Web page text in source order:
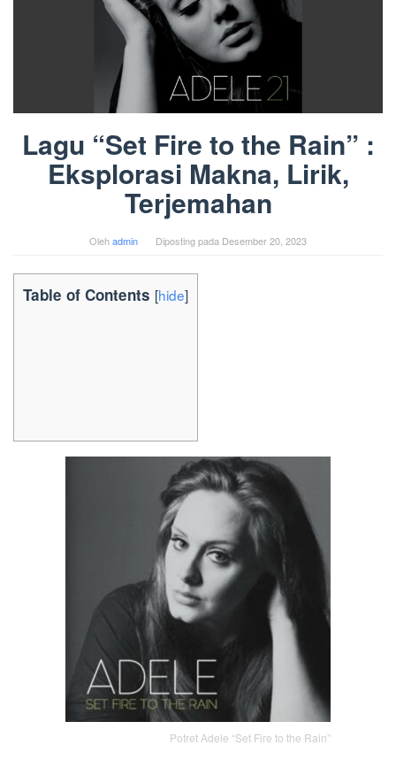
Lagu “Set Fire to the Rain” :
Eksplorasi Makna, Lirik,
Terjemahan
Olehadmin Diposting pada Desember 20, 2023
Table of Contents [hide]
Potret Adele “Set Fire to the Rain”